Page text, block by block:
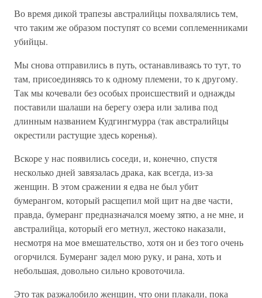
Во время дикой трапезы австралийцы похвалялись тем,
что таким же образом поступят со всеми соплеменниками
убийцы.
Мы снова отправились в путь, останавливаясь то тут, то
там, присоединяясь то к одному племени, то к другому.
Так мы кочевали без особых происшествий и однажды
поставили шалаши на берегу озера или залива под
длинным названием Кудгингмурра (так австралийцы
окрестили растущие здесь коренья).
Вскоре у нас появились соседи, и, конечно, спустя
несколько дней завязалась драка, как всегда, из-за
женщин. В этом сражении я едва не был убит
бумерангом, который расщепил мой щит на две части,
правда, бумеранг предназначался моему зятю, а не мне, и
австралийца, который его метнул, жестоко наказали,
несмотря на мое вмешательство, хотя он и без того очень
огорчился. Бумеранг задел мою руку, и рана, хоть и
небольшая, довольно сильно кровоточила.
Это так разжалобило женщин, что они плакали, пока